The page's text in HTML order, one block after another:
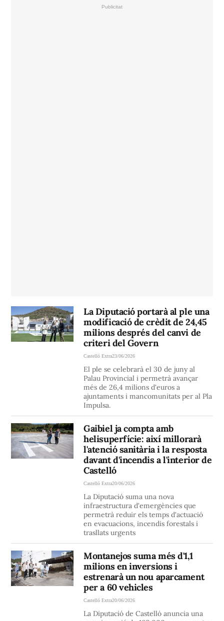
La Diputació portarà al ple una
modificació de crèdit de 24,45
milions després del canvi de
criteri del Govern
Castelló Extra23/06/2026
El ple se celebrarà el 30 de juny al
Palau Provincial i permetrà avançar
més de 26,4 milions d'euros a
ajuntaments i mancomunitats per al Pla
Impulsa.
Gaibiel ja compta amb
helisuperfície: així millorarà
l'atenció sanitària i la resposta
davant d'incendis a l'interior de
Castelló
Castelló Extra20/06/2026
La Diputació suma una nova
infraestructura d'emergències que
permetrà reduir els temps d'actuació
en evacuacions, incendis forestals i
trasllats urgents
Montanejos suma més d'1,1
milions en inversions i
estrenarà un nou aparcament
per a 60 vehicles
Castelló Extra20/06/2026
La Diputació de Castelló anuncia una